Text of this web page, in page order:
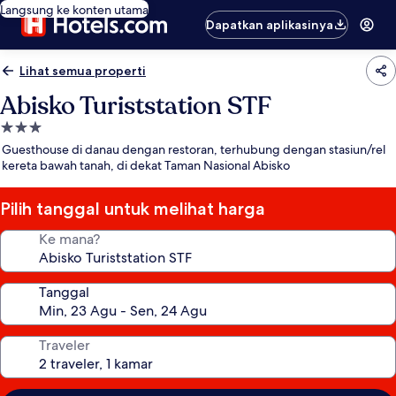
Langsung ke konten utama
Dapatkan aplikasinya
Lihat semua properti
Abisko Turiststation STF
Properti
bintang
3.0
Guesthouse di danau dengan restoran, terhubung dengan stasiun/rel
kereta bawah tanah, di dekat Taman Nasional Abisko
Pilih tanggal untuk melihat harga
Ke mana?
Tanggal
Traveler